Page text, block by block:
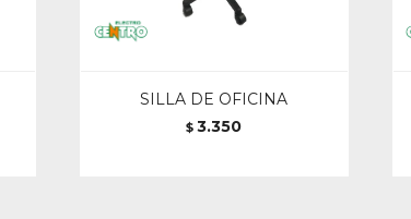
SILLA DE OFICINA
$ 3.350